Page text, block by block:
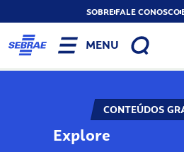
SOBREFALE CONOSCO
MENU
CONTEÚDOS
Explore